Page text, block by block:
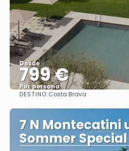
Desde
799 €
Por persona
DESTINO:Costa Brava
7 N Montecatini
Sommer Special